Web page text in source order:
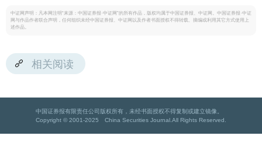
中证网声明：凡本网注明“来源：中国证券报·中证网”的所有作品，版权均属于中国证券报、中证网。中国证券报·中证
网与作品作者联合声明，任何组织未经中国证券报、中证网以及作者书面授权不得转载、摘编或利用其它方式使用上
述作品。
相关阅读
中国证券报有限责任公司版权所有，未经书面授权不得复制或建立镜像。
Copyright © 2001-2025 China Securities Journal.All Rights Reserved.